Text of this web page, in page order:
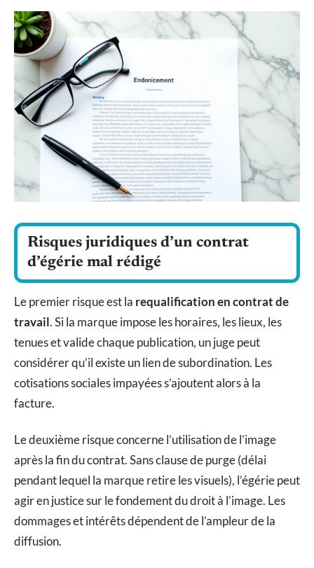
Risques juridiques d’un contrat
d’égérie mal rédigé
Le premier risque est la requalification en contrat de
travail. Si la marque impose les horaires, les lieux, les
tenues et valide chaque publication, un juge peut
considérer qu’il existe un lien de subordination. Les
cotisations sociales impayées s’ajoutent alors à la
facture.
Le deuxième risque concerne l’utilisation de l’image
après la fin du contrat. Sans clause de purge (délai
pendant lequel la marque retire les visuels), l’égérie peut
agir en justice sur le fondement du droit à l’image. Les
dommages et intérêts dépendent de l’ampleur de la
diffusion.